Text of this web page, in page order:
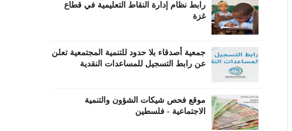
رابط نظام إدارة النقاط التعليمية في قطاع
غزة
جمعية أصدقاء بلا حدود للتنمية المجتمعية تعلن
عن رابط التسجيل للمساعدات النقدية
موقع فحص شيكات الشؤون والتنمية
الاجتماعية - فلسطين